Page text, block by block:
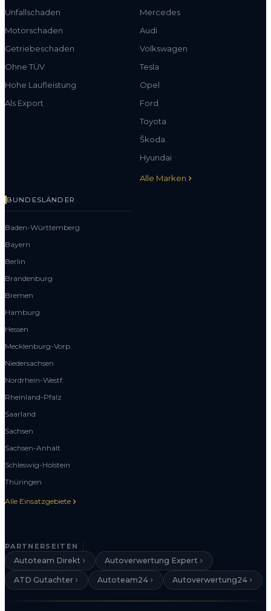
Unfallschaden
Motorschaden
Getriebeschaden
Ohne TÜV
Hohe Laufleistung
Als Export
Mercedes
Audi
Volkswagen
Tesla
Opel
Ford
Toyota
Škoda
Hyundai
Alle Marken
BUNDESLÄNDER
Baden-Württemberg
Bayern
Berlin
Brandenburg
Bremen
Hamburg
Hessen
Mecklenburg-Vorp.
Niedersachsen
Nordrhein-Westf.
Rheinland-Pfalz
Saarland
Sachsen
Sachsen-Anhalt
Schleswig-Holstein
Thüringen
Alle Einsatzgebiete
PARTNERSEITEN
Autoteam Direkt Autoverwertung Expert
ATD Gutachter Autoteam24 Autoverwertung24